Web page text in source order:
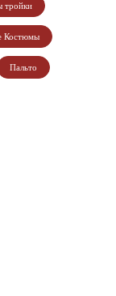
тройки
Костюмы
Пальто